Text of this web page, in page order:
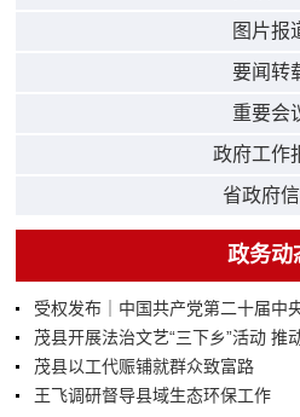
图片报
要闻转
重要会
政府工作
省政府
政务动
茂县以工代赈铺就群众致富路
王飞调研督导县域生态环保工作